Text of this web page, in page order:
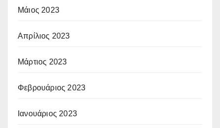
Μάιος 2023
Απρίλιος 2023
Μάρτιος 2023
Φεβρουάριος 2023
Ιανουάριος 2023